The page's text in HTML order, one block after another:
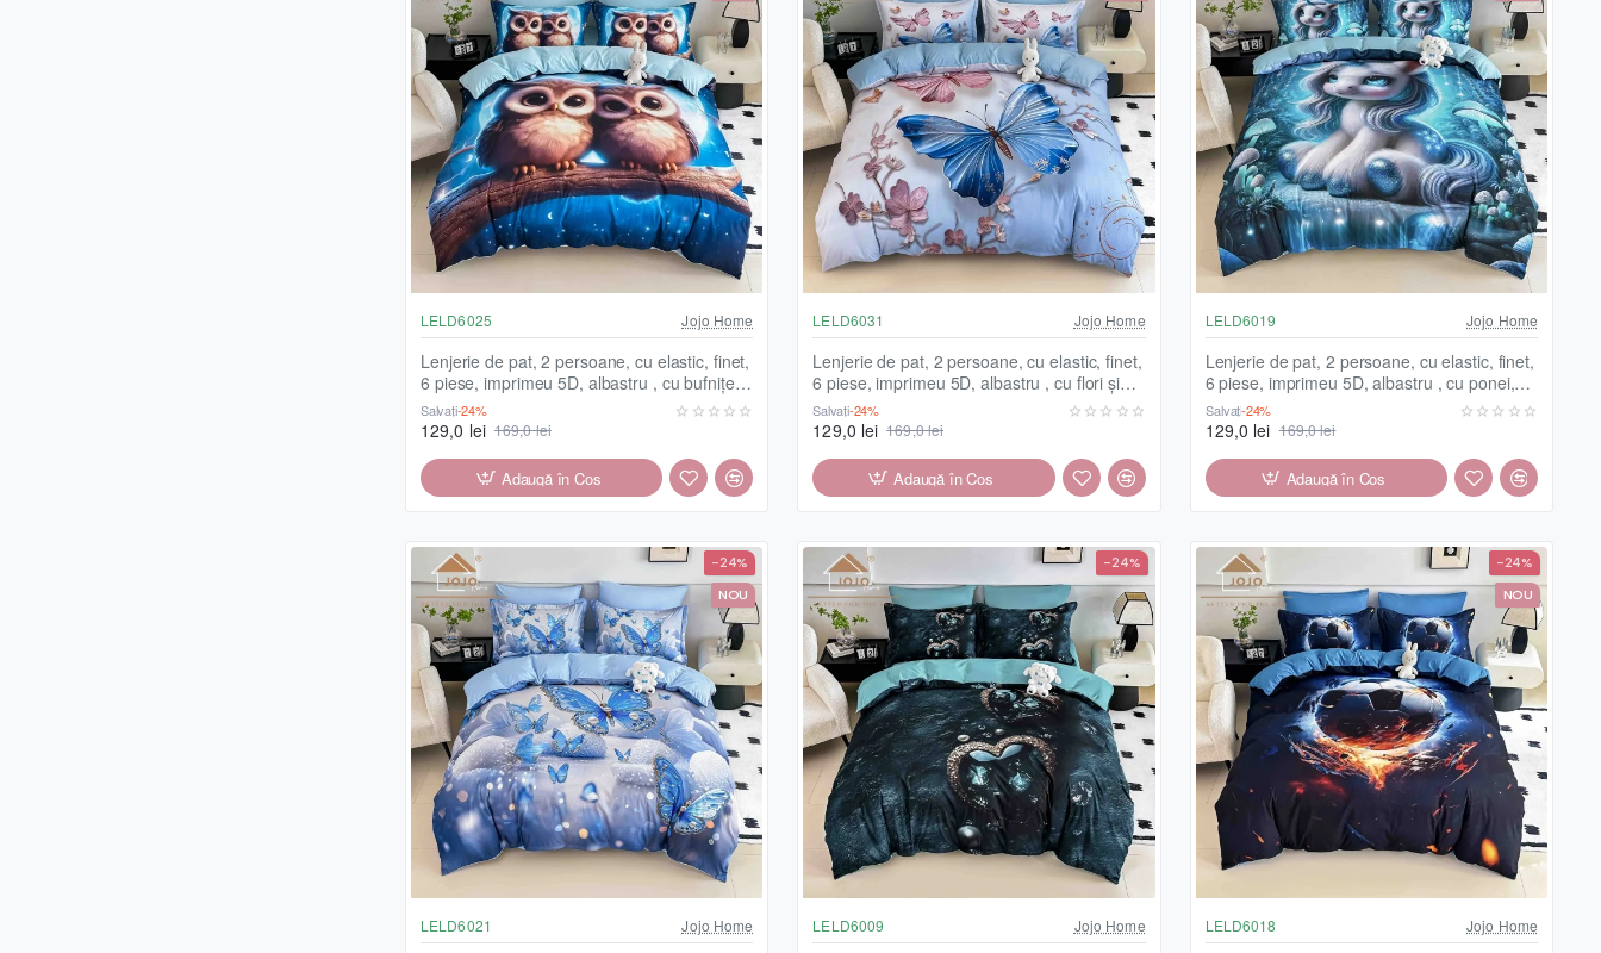
LELD6025 Jojo Home
Lenjerie de pat, 2 persoane, cu elastic, finet,
6 piese, imprimeu 5D, albastru , cu bufnițe,
LELD6025
Salvați-24%
129,0 lei 169,0 lei
Adaugă în Coş
LELD6031 Jojo Home
Lenjerie de pat, 2 persoane, cu elastic, finet,
6 piese, imprimeu 5D, albastru , cu flori și
fluturi, LELD6031
Salvați-24%
129,0 lei 169,0 lei
Adaugă în Coş
LELD6019 Jojo Home
Lenjerie de pat, 2 persoane, cu elastic, finet,
6 piese, imprimeu 5D, albastru , cu ponei,
LELD6019
Salvați-24%
129,0 lei 169,0 lei
Adaugă în Coş
NOU
-24%
LELD6021 Jojo Home
-24%
LELD6009 Jojo Home
NOU
-24%
LELD6018 Jojo Home